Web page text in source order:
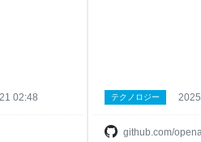
02:48
github.com/
テクノロジー